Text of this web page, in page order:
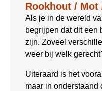
Rookhout / Mot
Als je in de wereld
begrijpen dat dit een
zijn. Zoveel
weer bij welk
Uiteraard is het
maar in onderstaand